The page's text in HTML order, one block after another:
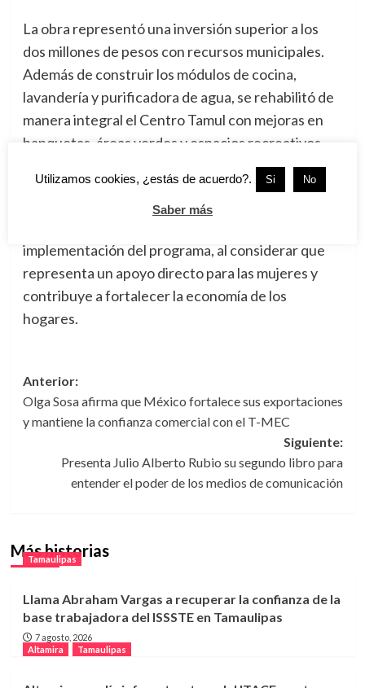
La obra representó una inversión superior a los
dos millones de pesos con recursos municipales.
Además de construir los módulos de cocina,
lavandería y purificadora de agua, se rehabilitó de
manera integral el Centro Tamul con mejoras en
banquetas, áreas verdes y espacios recreativos.
En representación de las familias beneficiadas,
implementación del programa, al considerar que
representa un apoyo directo para las mujeres y
contribuye a fortalecer la economía de los
hogares.
Navegación
de
entradas
Anterior:
Olga Sosa afirma que México fortalece sus exportaciones
y mantiene la confianza comercial con el T-MEC
Siguiente:
Presenta Julio Alberto Rubio su segundo libro para
entender el poder de los medios de comunicación
Más historias
Tamaulipas
Llama Abraham Vargas a recuperar la confianza de la
base trabajadora del ISSSTE en Tamaulipas
7 agosto, 2026
Altamira
Tamaulipas
Utilizamos cookies, ¿estás de acuerdo?. Si No
Saber más